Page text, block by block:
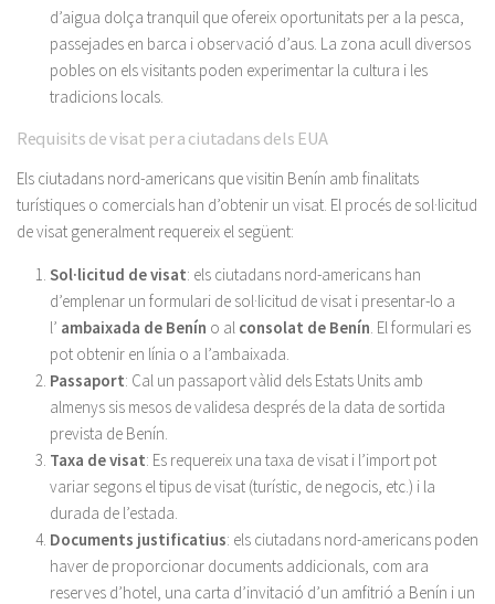
d’aigua dolça tranquil que ofereix oportunitats per a la pesca,
passejades en barca i observació d’aus. La zona acull diversos
pobles on els visitants poden experimentar la cultura i les
tradicions locals.
Requisits de visat per a ciutadans dels EUA
Els ciutadans nord-americans que visitin Benín amb finalitats
turístiques o comercials han d’obtenir un visat. El procés de sol·licitud
de visat generalment requereix el següent:
Sol·licitud de visat: els ciutadans nord-americans han
d’emplenar un formulari de sol·licitud de visat i presentar-lo a
l’ ambaixada de Benín o al consolat de Benín. El formulari es
pot obtenir en línia o a l’ambaixada.
Passaport: Cal un passaport vàlid dels Estats Units amb
almenys sis mesos de validesa després de la data de sortida
prevista de Benín.
Taxa de visat: Es requereix una taxa de visat i l’import pot
variar segons el tipus de visat (turístic, de negocis, etc.) i la
durada de l’estada.
Documents justificatius: els ciutadans nord-americans poden
haver de proporcionar documents addicionals, com ara
reserves d’hotel, una carta d’invitació d’un amfitrió a Benín i un